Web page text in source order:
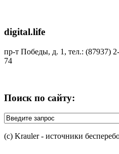
digital.life
пр-т Победы, д. 1, тел.: (87937)
74
Поиск по сайту:
(c) Krauler - источники